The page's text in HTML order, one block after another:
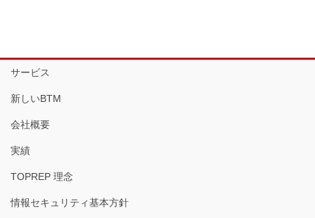
サービス
新しいBTM
会社概要
実績
TOPREP 理念
情報セキュリティ基本方針